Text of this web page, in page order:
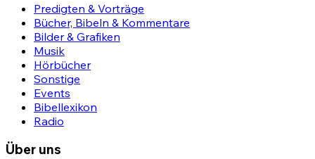
Predigten & Vorträge
Bücher, Bibeln & Kommentare
Bilder & Grafiken
Musik
Hörbücher
Sonstige
Events
Bibellexikon
Radio
Über uns